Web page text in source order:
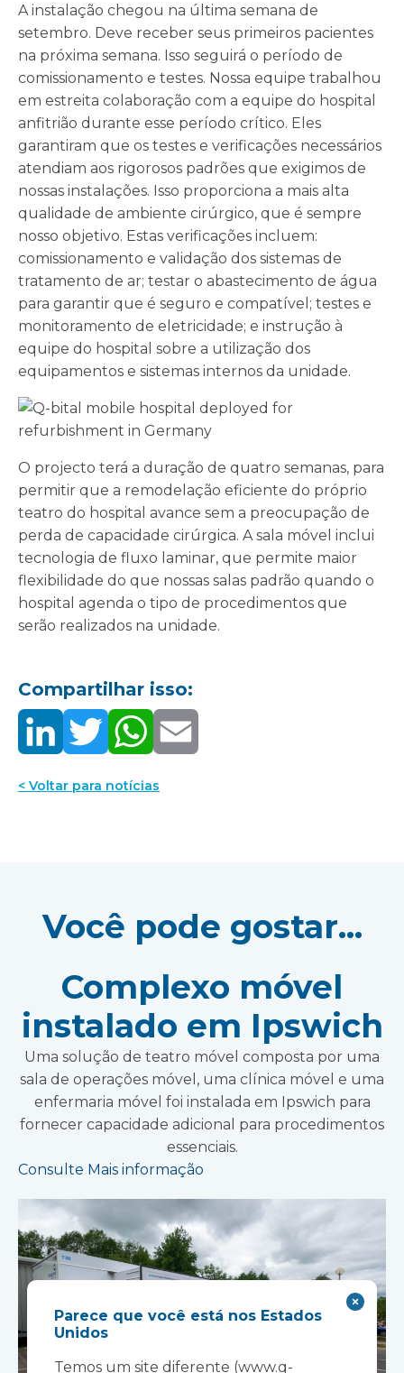
A instalação chegou na última semana de
setembro. Deve receber seus primeiros pacientes
na próxima semana. Isso seguirá o período de
comissionamento e testes. Nossa equipe trabalhou
em estreita colaboração com a equipe do hospital
anfitrião durante esse período crítico. Eles
garantiram que os testes e verificações necessários
atendiam aos rigorosos padrões que exigimos de
nossas instalações. Isso proporciona a mais alta
qualidade de ambiente cirúrgico, que é sempre
nosso objetivo. Estas verificações incluem:
comissionamento e validação dos sistemas de
tratamento de ar; testar o abastecimento de água
para garantir que é seguro e compatível; testes e
monitoramento de eletricidade; e instrução à
equipe do hospital sobre a utilização dos
equipamentos e sistemas internos da unidade.
O projecto terá a duração de quatro semanas, para
permitir que a remodelação eficiente do próprio
teatro do hospital avance sem a preocupação de
perda de capacidade cirúrgica. A sala móvel inclui
tecnologia de fluxo laminar, que permite maior
flexibilidade do que nossas salas padrão quando o
hospital agenda o tipo de procedimentos que
serão realizados na unidade.
Compartilhar isso:
< Voltar para notícias
Você pode gostar...
Complexo móvel
instalado em Ipswich
Uma solução de teatro móvel composta por uma
sala de operações móvel, uma clínica móvel e uma
enfermaria móvel foi instalada em Ipswich para
fornecer capacidade adicional para procedimentos
essenciais.
Consulte Mais informação
Parece que você está nos Estados
Unidos
Temos um site diferente (www.q-